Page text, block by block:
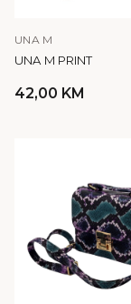
UNA M
UNA M PRINT
42,00 KM